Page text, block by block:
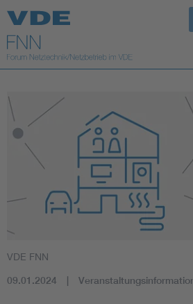
Top Themen
Fokusthemen
Energy
AI & Digital Trust
Health
VDE FNN
09.01.2024